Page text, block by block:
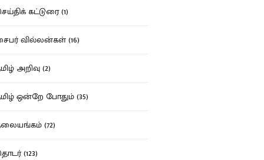
கட்டுரை (1)
வில்லன்கள் (16)
அறிவு (2)
ஒன்றே போதும் (35)
(72)
(123)